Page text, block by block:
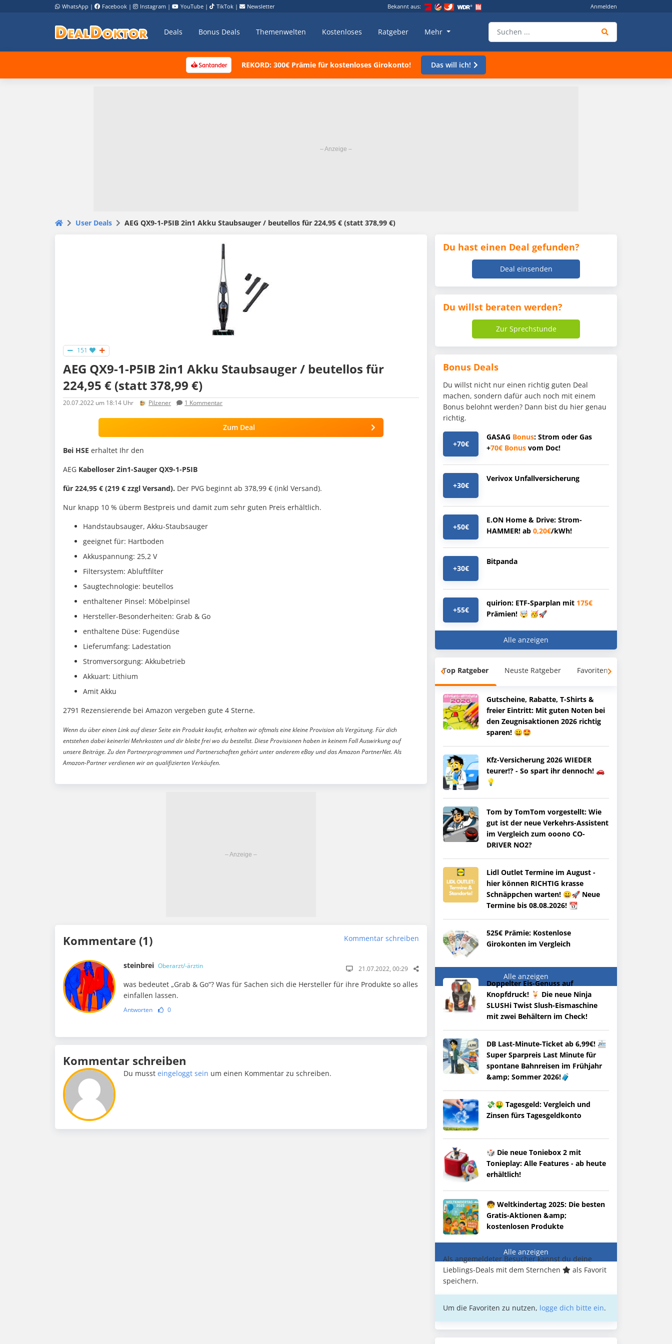
WhatsApp | Facebook | Instagram | YouTube | TikTok | Newsletter Bekannt aus: Anmelden
Deals Bonus Deals Themenwelten Kostenloses Ratgeber Mehr
REKORD: 300€ Prämie für kostenloses Girokonto! Das will ich!
User Deals AEG QX9-1-P5IB 2in1 Akku Staub­sau­ger / beutellos für 224,95 € (statt 378,99 €)
151
AEG QX9-1-P5IB 2in1 Akku Staub­sau­ger / beutellos für
224,95 € (statt 378,99 €)
20.07.2022 um 18:14 Uhr Pilzener 1 Kommentar
Zum Deal
Bei HSE erhaltet Ihr den
AEG Kabelloser 2in1-Sauger QX9-1-P5IB
für 224,95 € (219 € zzgl Versand). Der PVG beginnt ab 378,99 € (inkl Versand).
Nur knapp 10 % überm Bestpreis und damit zum sehr guten Preis erhältlich.
Handstaubsauger, Akku-Staubsauger
geeignet für: Hartboden
Akkuspannung: 25,2 V
Filtersystem: Abluftfilter
Saugtechnologie: beutellos
enthaltener Pinsel: Möbelpinsel
Hersteller-Besonderheiten: Grab & Go
enthaltene Düse: Fugendüse
Lieferumfang: Ladestation
Stromversorgung: Akkubetrieb
Akkuart: Lithium
Amit Akku
2791 Rezensierende bei Amazon vergeben gute 4 Sterne.
Wenn du über einen Link auf dieser Seite ein Produkt kaufst, erhalten wir oftmals eine kleine Provision als Vergütung. Für dich
entstehen dabei keinerlei Mehrkosten und dir bleibt frei wo du bestellst. Diese Provisionen haben in keinem Fall Auswirkung auf
unsere Beiträge. Zu den Partnerprogrammen und Partnerschaften gehört unter anderem eBay und das Amazon PartnerNet. Als
Amazon-Partner verdienen wir an qualifizierten Verkäufen.
Kommentare (1) Kommentar schreiben
steinbrei Oberarzt/-ärztin 21.07.2022, 00:29
was bedeutet „Grab & Go“? Was für Sachen sich die Hersteller für ihre Produkte so alles
einfallen lassen.
Antworten 0
Kommentar schreiben
Du mussteingeloggt sein um einen Kommentar zu schreiben.
Du hast einen Deal gefunden?
Deal einsenden
Du willst beraten werden?
Zur Sprechstunde
Bonus Deals
Du willst nicht nur einen richtig guten Deal
machen, sondern dafür auch noch mit einem
Bonus belohnt werden? Dann bist du hier genau
richtig.
+70€
GASAG Bonus: Strom oder Gas
+70€ Bonus vom Doc!
+30€
Verivox Unfallversicherung
+50€
E.ON Home & Drive: Strom-
HAMMER! ab 0,20€/kWh!
+30€
Bitpanda
+55€
quirion: ETF-Sparplan mit 175€
Prämien! 🤯 🥳🚀
Alle anzeigen
Top Ratgeber Neuste Ratgeber Favoriten
Gutscheine, Rabatte, T-Shirts &
freier Eintritt: Mit guten Noten bei
den Zeugnisaktionen 2026 richtig
sparen! 😀🤩
Kfz-Versicherung 2026 WIEDER
teurer!? - So spart ihr dennoch! 🚗
💡
Tom by TomTom vorgestellt: Wie
gut ist der neue Verkehrs-Assistent
im Vergleich zum ooono CO-
DRIVER NO2?
Lidl Outlet Termine im August -
hier können RICHTIG krasse
Schnäppchen warten! 😀🚀 Neue
Termine bis 08.08.2026! 📆
525€ Prämie: Kostenlose
Girokonten im Vergleich
Alle anzeigen
Doppelter Eis-Genuss auf
Knopfdruck! 🍹 Die neue Ninja
SLUSHi Twist Slush-Eismaschine
mit zwei Behältern im Check!
DB Last-Minute-Ticket ab 6,99€! 🚈
Super Sparpreis Last Minute für
spontane Bahnreisen im Frühjahr
&amp; Sommer 2026!🧳
💸🤑 Tagesgeld: Vergleich und
Zinsen fürs Tagesgeldkonto
🎲 Die neue Toniebox 2 mit
Tonieplay: Alle Features - ab heute
erhältlich!
🧒 Weltkindertag 2025: Die besten
Gratis-Aktionen &amp;
kostenlosen Produkte
Alle anzeigen
Als angemeldeter Besucher kannst du deine
Lieblings-Deals mit dem Sternchen
als Favorit
speichern.
Um die Favoriten zu nutzen, logge dich bitte ein.